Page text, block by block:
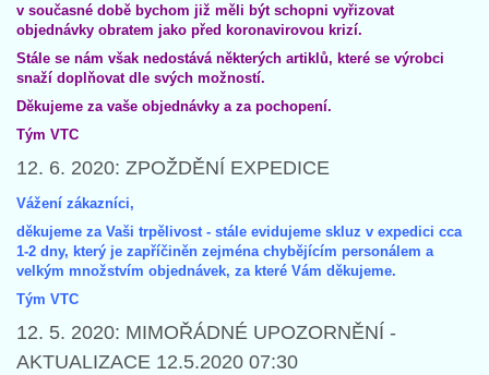
v současné době bychom již měli být schopni vyřizovat
objednávky obratem jako před koronavirovou krizí.
Stále se nám však nedostává některých artiklů, které se výrobci
snaží doplňovat dle svých možností.
Děkujeme za vaše objednávky a za pochopení.
Tým VTC
12. 6. 2020: ZPOŽDĚNÍ EXPEDICE
Vážení zákazníci,
děkujeme za Vaši trpělivost - stále evidujeme skluz v expedici cca
1-2 dny, který je zapříčiněn zejména chybějícím personálem a
velkým množstvím objednávek, za které Vám děkujeme.
Tým VTC
12. 5. 2020: MIMOŘÁDNÉ UPOZORNĚNÍ -
AKTUALIZACE 12.5.2020 07:30